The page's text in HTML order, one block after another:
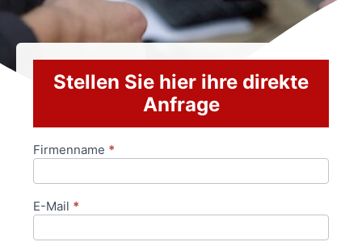
Stellen Sie hier ihre direkte
Anfrage
Anfrageformular
Firmenname *
E-Mail *